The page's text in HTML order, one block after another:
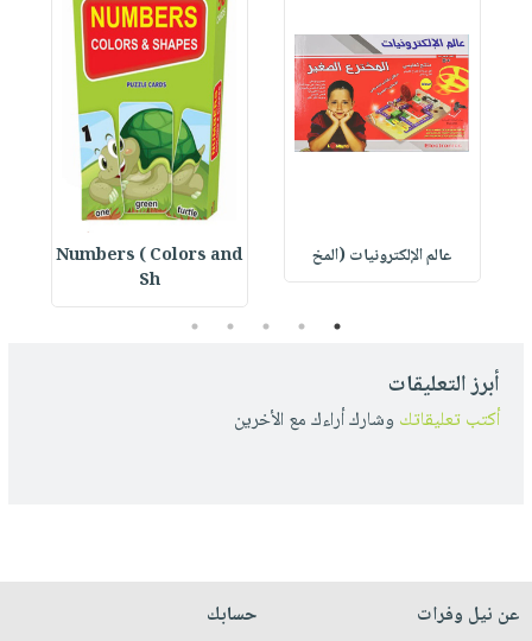
عالم الإلكترونيات (المخ
Numbers ( Colors and
Sh
1
2
3
4
5
أبرز التعليقات
أكتب تعليقاتك وشارك أراءك مع الأخرين
عن نيل وفرات
حسابك